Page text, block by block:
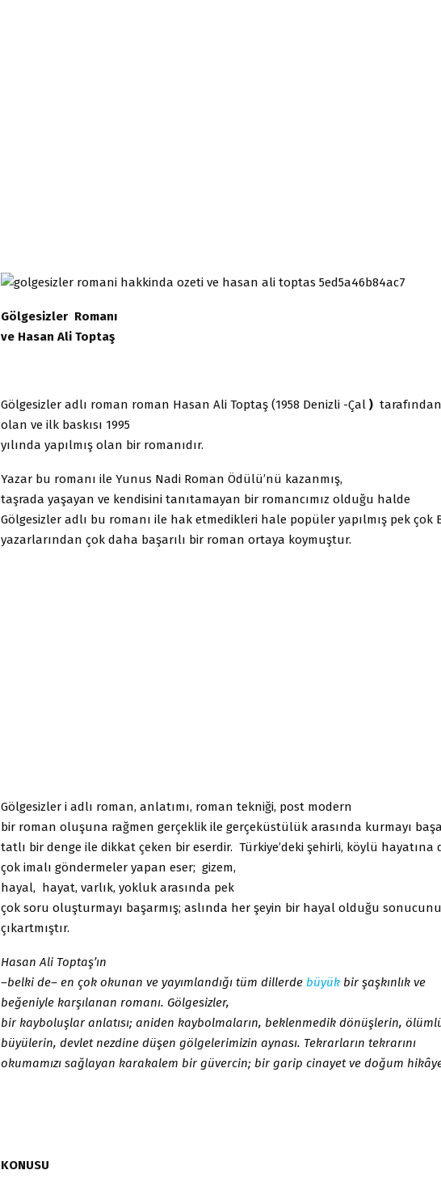
Gölgesizler Romanı
ve Hasan Ali Toptaş
Gölgesizler adlı roman roman Hasan Ali Toptaş (1958 Denizli -Çal ) tarafından
olan ve ilk baskısı 1995
yılında yapılmış olan bir romanıdır.
Yazar bu romanı ile Yunus Nadi Roman Ödülü’nü kazanmış,
taşrada yaşayan ve kendisini tanıtamayan bir romancımız olduğu halde
Gölgesizler adlı bu romanı ile hak etmedikleri hale popüler yapılmış pek çok
yazarlarından çok daha başarılı bir roman ortaya koymuştur.
Gölgesizler i adlı roman, anlatımı, roman tekniği, post modern
bir roman oluşuna rağmen gerçeklik ile gerçeküstülük arasında kurmayı
tatlı bir denge ile dikkat çeken bir eserdir. Türkiye’deki şehirli, köylü hayatına
çok imalı göndermeler yapan eser; gizem,
hayal, hayat, varlık, yokluk arasında pek
çok soru oluşturmayı başarmış; aslında her şeyin bir hayal olduğu sonucunu
çıkartmıştır.
Hasan Ali Toptaş’ın
–belki de– en çok okunan ve yayımlandığı tüm dillerde büyük bir şaşkınlık ve
beğeniyle karşılanan romanı. Gölgesizler,
bir kayboluşlar anlatısı; aniden kaybolmaların, beklenmedik dönüşlerin,
büyülerin, devlet nezdine düşen gölgelerimizin aynası. Tekrarların tekrarını
okumamızı sağlayan karakalem bir güvercin; bir garip cinayet ve doğum
KONUSU